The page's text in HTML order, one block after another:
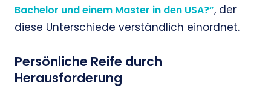
Bachelor und einem Master in den USA?”, der
diese Unterschiede verständlich einordnet.
Persönliche Reife durch
Herausforderung